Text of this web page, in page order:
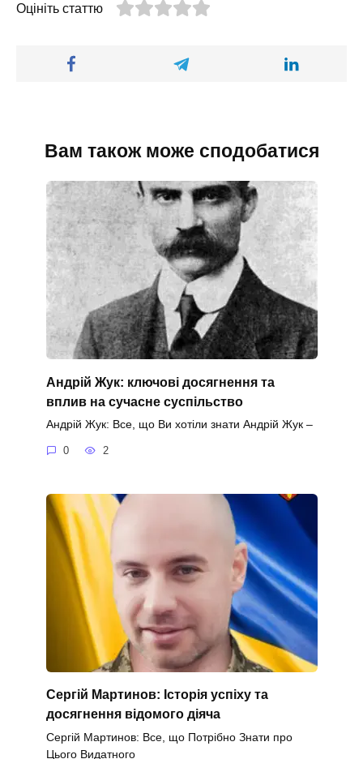
Оцініть статтю
Вам також може сподобатися
Андрій Жук: ключові досягнення та
вплив на сучасне суспільство
Андрій Жук: Все, що Ви хотіли знати Андрій Жук –
0 2
Сергій Мартинов: Історія успіху та
досягнення відомого діяча
Сергій Мартинов: Все, що Потрібно Знати про
Цього Видатного